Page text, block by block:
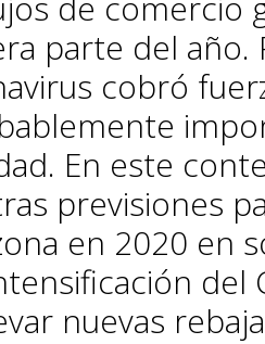
parte del año.
cobró
En este
previsiones
en 2020 en
del
nuevas